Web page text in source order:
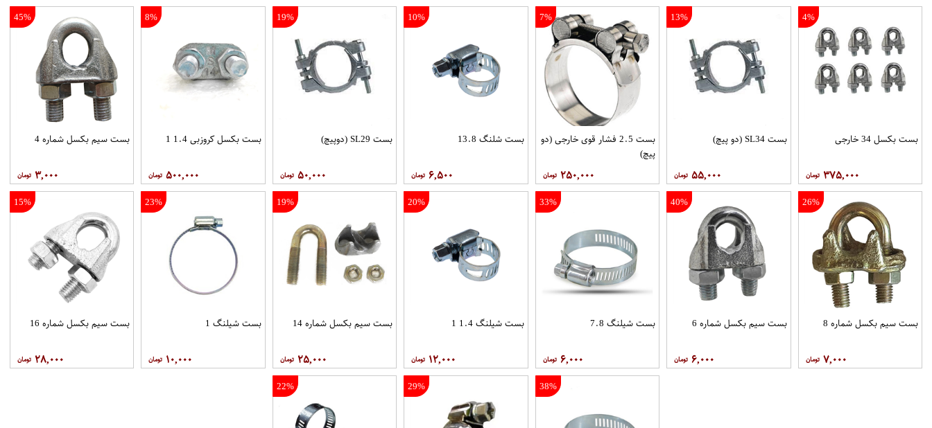
4%
بست بکسل 34 خارجی
۳۷۵,۰۰۰
13%
بست SL34 (دو پیچ)
۵۵,۰۰۰
7%
بست 2.5 فشار قوی خارجی (دو
پیچ)
۲۵۰,۰۰۰
10%
بست شلنگ 13.8
۶,۵۰۰
19%
بست SL29 (دوپیچ)
۵۰,۰۰۰
8%
بست بکسل کروزبی 1.4 1
۵۰۰,۰۰۰
45%
بست سیم بکسل شماره 4
۳,۰۰۰
26%
بست سیم بکسل شماره 8
۷,۰۰۰
40%
بست سیم بکسل شماره 6
۶,۰۰۰
33%
بست شیلنگ 7.8
۶,۰۰۰
20%
بست شیلنگ 1.4 1
۱۲,۰۰۰
19%
بست سیم بکسل شماره 14
۲۵,۰۰۰
23%
بست شیلنگ 1
۱۰,۰۰۰
15%
بست سیم بکسل شماره 16
۲۸,۰۰۰
38%
29%
22%